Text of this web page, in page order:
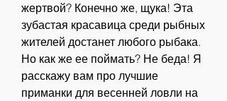
жертвой? Конечно же, щука! Эта
зубастая красавица среди рыбных
жителей достанет любого рыбака.
Но как же ее поймать? Не беда! Я
расскажу вам про лучшие
приманки для весенней ловли на